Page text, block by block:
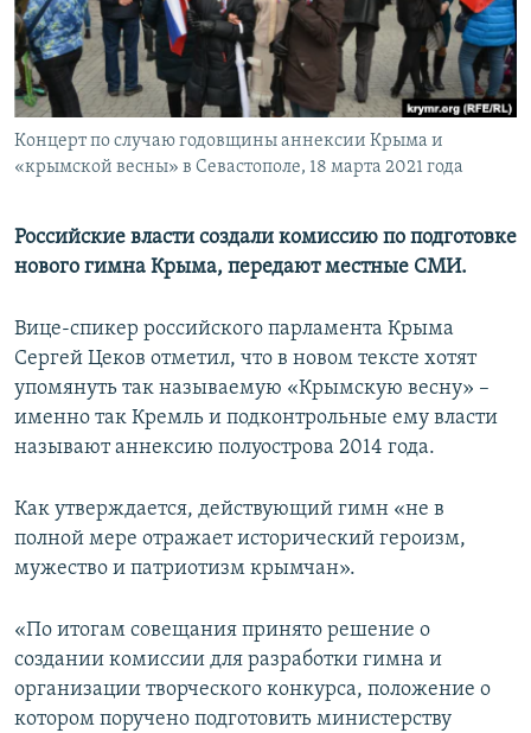
ПОБЕДИТЕЛЕЙ НЕ СУДЯТ?
КРЫМ.НЕПОКОРЕННЫЙ
ELIFBE
УКРАИНСКАЯ ПРОБЛЕМА КРЫМА
ПРИСОЕДИНЯЙТЕСЬ!
Все сайты RFE/RL
Концерт по случаю годовщины аннексии Крыма и
«крымской весны» в Севастополе, 18 марта 2021 года
Российские власти создали комиссию по подготовке
нового гимна Крыма, передают местные СМИ.
Вице-спикер российского парламента Крыма
Сергей Цеков отметил, что в новом тексте хотят
упомянуть так называемую «Крымскую весну» –
именно так Кремль и подконтрольные ему власти
называют аннексию полуострова 2014 года.
Как утверждается, действующий гимн «не в
полной мере отражает исторический героизм,
мужество и патриотизм крымчан».
«По итогам совещания принято решение о
создании комиссии для разработки гимна и
организации творческого конкурса, положение о
котором поручено подготовить министерству